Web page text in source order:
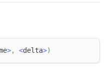
>, <delta>)